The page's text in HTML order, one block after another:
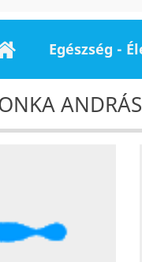
Egészség -
ANDRÁS